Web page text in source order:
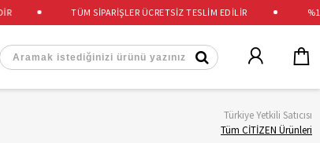
TÜM SİPARİŞLER ÜCRETSİZ TESLİM EDİLİR %100
Türkiye Yetkili Satıcısı
Tüm CİTİZEN Ürünleri